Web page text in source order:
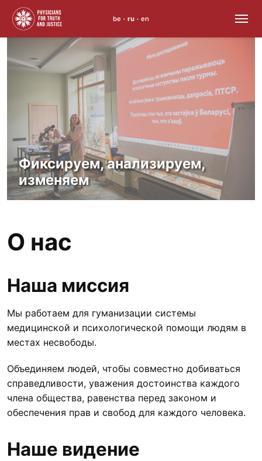
to
content
be • ru • en
Фиксируем, анализируем,
изменяем
О нас
Наша миссия
Мы работаем для гуманизации системы
медицинской и психологической помощи людям в
местах несвободы.
Объединяем людей, чтобы совместно добиваться
справедливости, уважения достоинства каждого
члена общества, равенства перед законом и
обеспечения прав и свобод для каждого человека.
Наше видение